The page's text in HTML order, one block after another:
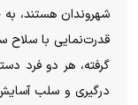
شهروندان هستند،
قدرت‌نمایی با سلاح
گرفته، هر دو فرد
درگیری و سلب